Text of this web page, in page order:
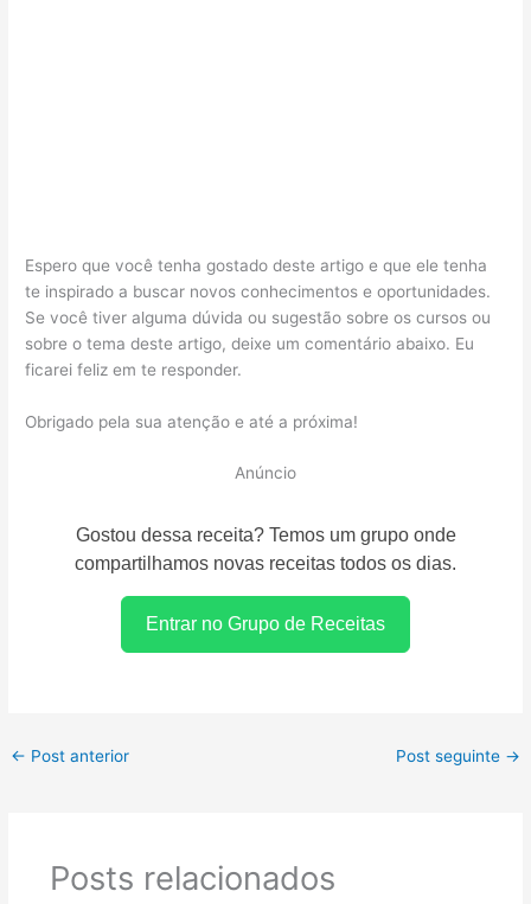
Espero que você tenha gostado deste artigo e que ele tenha
te inspirado a buscar novos conhecimentos e oportunidades.
Se você tiver alguma dúvida ou sugestão sobre os cursos ou
sobre o tema deste artigo, deixe um comentário abaixo. Eu
ficarei feliz em te responder.
Obrigado pela sua atenção e até a próxima!
Anúncio
Gostou dessa receita? Temos um grupo onde
compartilhamos novas receitas todos os dias.
Entrar no Grupo de Receitas
← Post anterior Post seguinte →
Posts relacionados